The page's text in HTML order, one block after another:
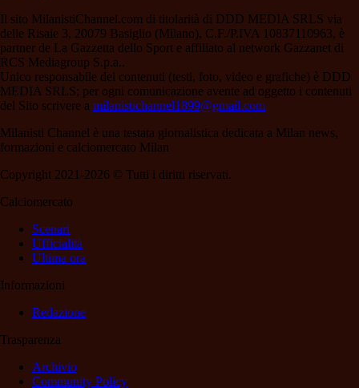
Il sito MilanistiChannel.com di titolarità di DDD MEDIA SRLS via
delle Risaie 3, 20079 Basiglio (Milano), C.F./P.IVA 10837110963, è
partner de La Gazzetta dello Sport e affiliato al network Gazzanet di
RCS Mediagroup S.p.a..
Unico responsabile dei contenuti (testi, foto, video e grafiche) è DDD
MEDIA SRLS; per ogni comunicazione avente ad oggetto i contenuti
del Sito scrivere a milanistichannel1899@gmail.com
Milanisti Channel è una testata giornalistica dedicata a Milan news,
formazioni e calciomercato Milan
Copyright 2021-2026 © Tutti i diritti riservati.
Calciomercato
Scenari
Ufficialità
Ultima ora
Informazioni
Redazione
Trasparenza
Archivio
Community Policy